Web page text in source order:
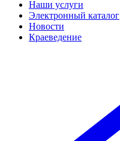
Наши услуги
Электронный каталог
Новости
Краеведение